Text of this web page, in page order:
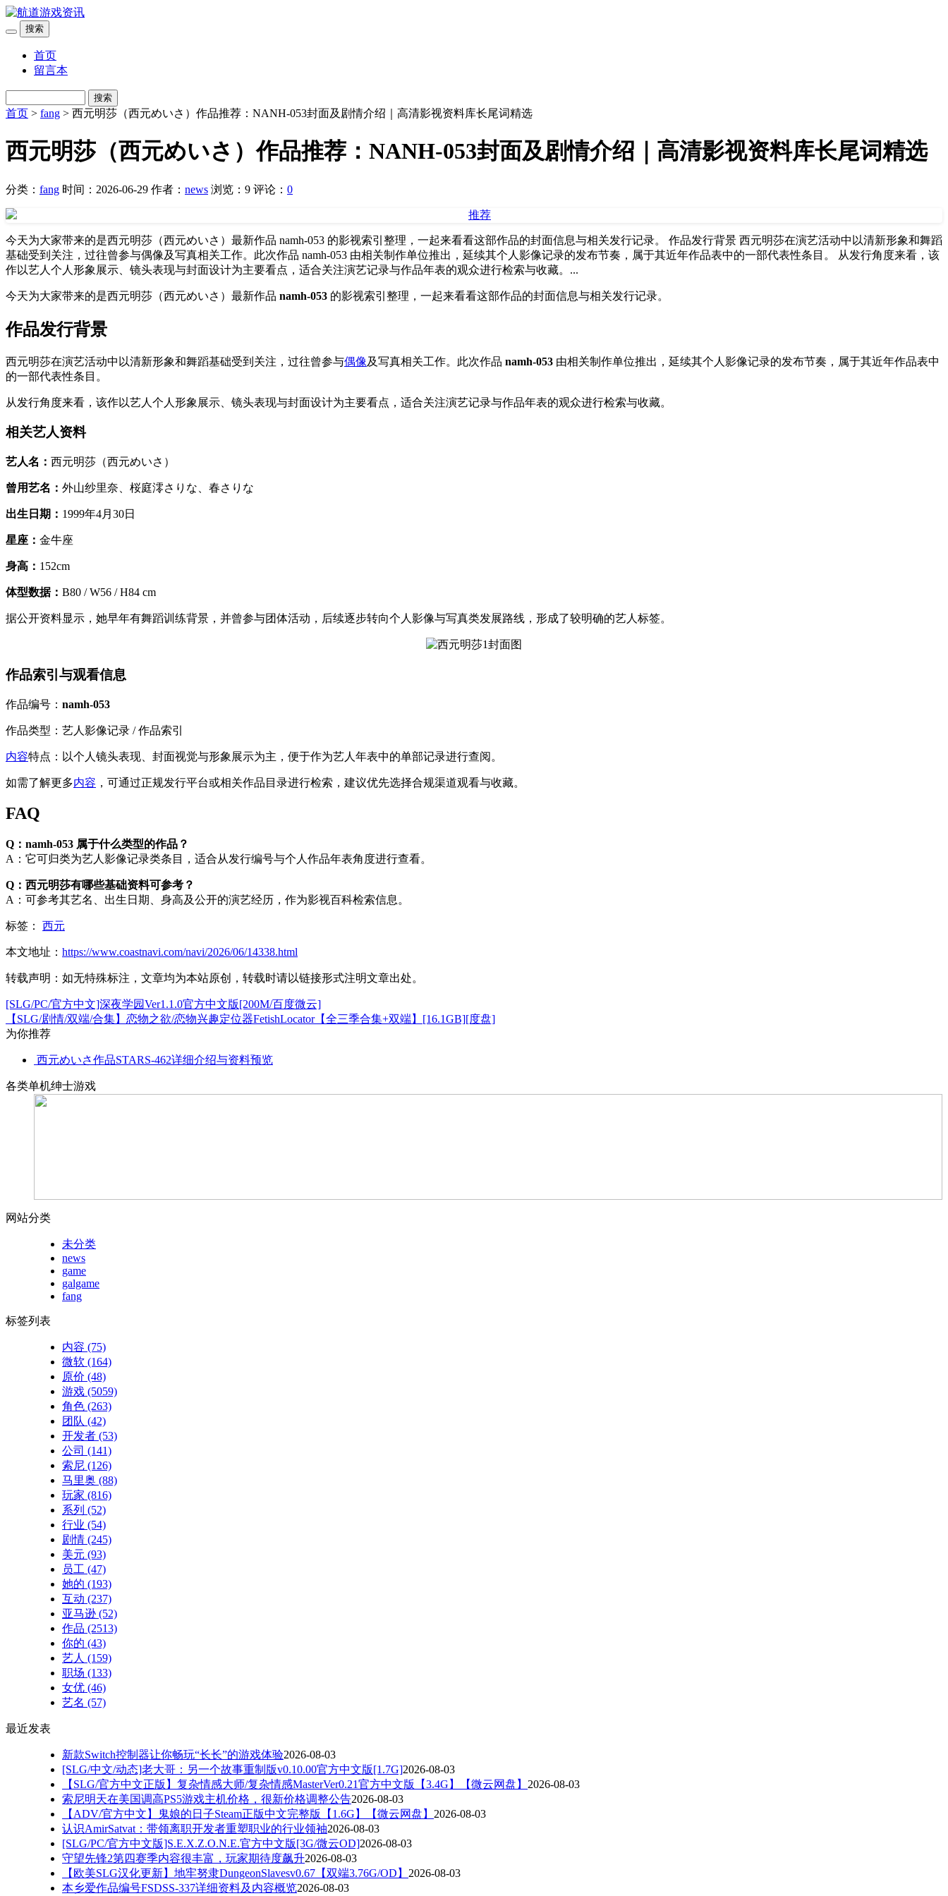
搜索
首页
留言本
搜索
首页 > fang > 西元明莎（西元めいさ）作品推荐：NANH-053封面及剧情介绍｜高清影视资料库长尾词精选
西元明莎（西元めいさ）作品推荐：NANH-053封面及剧情介绍｜高清影视资料库长尾词精选
分类： fang 时间：2026-06-29 作者： news 浏览：9 评论： 0
今天为大家带来的是西元明莎（西元めいさ）最新作品 namh-053 的影视索引整理，一起来看看这部作品的封面信息与相关发行记录。 作品发行背景 西元明莎在演艺活动中以清新形象和舞蹈
基础受到关注，过往曾参与偶像及写真相关工作。此次作品 namh-053 由相关制作单位推出，延续其个人影像记录的发布节奏，属于其近年作品表中的一部代表性条目。 从发行角度来看，该
作以艺人个人形象展示、镜头表现与封面设计为主要看点，适合关注演艺记录与作品年表的观众进行检索与收藏。...
今天为大家带来的是西元明莎（西元めいさ）最新作品 namh-053 的影视索引整理，一起来看看这部作品的封面信息与相关发行记录。
作品发行背景
西元明莎在演艺活动中以清新形象和舞蹈基础受到关注，过往曾参与偶像及写真相关工作。此次作品 namh-053 由相关制作单位推出，延续其个人影像记录的发布节奏，属于其近年作品表中
的一部代表性条目。
从发行角度来看，该作以艺人个人形象展示、镜头表现与封面设计为主要看点，适合关注演艺记录与作品年表的观众进行检索与收藏。
相关艺人资料
艺人名： 西元明莎（西元めいさ）
曾用艺名： 外山纱里奈、桜庭澪さりな、春さりな
出生日期： 1999年4月30日
星座： 金牛座
身高： 152cm
体型数据： B80 / W56 / H84 cm
据公开资料显示，她早年有舞蹈训练背景，并曾参与团体活动，后续逐步转向个人影像与写真类发展路线，形成了较明确的艺人标签。
作品索引与观看信息
作品编号： namh-053
作品类型：艺人影像记录 / 作品索引
内容特点：以个人镜头表现、封面视觉与形象展示为主，便于作为艺人年表中的单部记录进行查阅。
如需了解更多内容 ，可通过正规发行平台或相关作品目录进行检索，建议优先选择合规渠道观看与收藏。
FAQ
Q：namh-053 属于什么类型的作品？
A：它可归类为艺人影像记录类条目，适合从发行编号与个人作品年表角度进行查看。
Q：西元明莎有哪些基础资料可参考？
A：可参考其艺名、出生日期、身高及公开的演艺经历，作为影视百科检索信息。
标签： 西元
本文地址： https://www.coastnavi.com/navi/2026/06/14338.html
转载声明： 如无特殊标注，文章均为本站原创，转载时请以链接形式注明文章出处。
[SLG/PC/官方中文]深夜学园Ver1.1.0官方中文版[200M/百度微云]
【SLG/剧情/双端/合集】恋物之欲/恋物兴趣定位器FetishLocator【全三季合集+双端】[16.1GB][度盘]
为你推荐
西元めいさ作品STARS-462详细介绍与资料预览
各类单机绅士游戏
网站分类
未分类
news
game
galgame
fang
标签列表
内容 (75)
微软 (164)
原价 (48)
游戏 (5059)
角色 (263)
团队 (42)
开发者 (53)
公司 (141)
索尼 (126)
马里奥 (88)
玩家 (816)
系列 (52)
行业 (54)
剧情 (245)
美元 (93)
员工 (47)
她的 (193)
互动 (237)
亚马逊 (52)
作品 (2513)
你的 (43)
艺人 (159)
职场 (133)
女优 (46)
艺名 (57)
最近发表
新款Switch控制器让你畅玩“长长”的游戏体验2026-08-03
[SLG/中文/动态]老大哥：另一个故事重制版v0.10.00官方中文版[1.7G]2026-08-03
【SLG/官方中文正版】复杂情感大师/复杂情感MasterVer0.21官方中文版【3.4G】【微云网盘】 2026-08-03
索尼明天在美国调高PS5游戏主机价格，很新价格调整公告2026-08-03
【ADV/官方中文】鬼娘的日子Steam正版中文完整版【1.6G】【微云网盘】 2026-08-03
认识AmirSatvat：带领离职开发者重塑职业的行业领袖2026-08-03
[SLG/PC/官方中文版]S.E.X.Z.O.N.E.官方中文版[3G/微云OD]2026-08-03
守望先锋2第四赛季内容很丰富，玩家期待度飙升2026-08-03
【欧美SLG汉化更新】地牢努隶DungeonSlavesv0.67【双端3.76G/OD】 2026-08-03
本乡爱作品编号FSDSS-337详细资料及内容概览2026-08-03